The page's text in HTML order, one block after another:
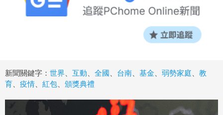
新聞關鍵字： 世界 互動 全國 台南 基金 弱勢家庭
教
育
疫情 紅包 頒獎典禮